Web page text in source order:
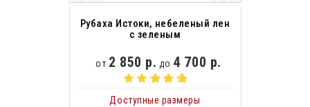
Рубаха Истоки, небеленый лен
с зеленым
от 2 850 р. до 4 700 р.
Доступные размеры